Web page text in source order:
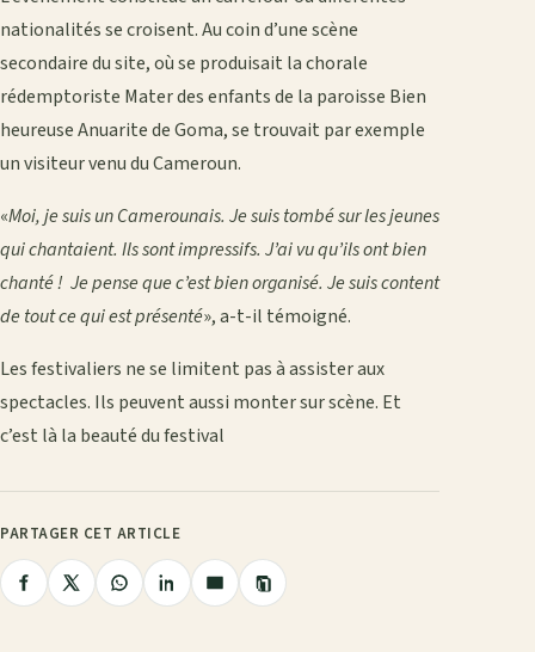
nationalités se croisent. Au coin d’une scène
secondaire du site, où se produisait la chorale
rédemptoriste Mater des enfants de la paroisse Bien
heureuse Anuarite de Goma, se trouvait par exemple
un visiteur venu du Cameroun.
«Moi, je suis un Camerounais. Je suis tombé sur les jeunes
qui chantaient. Ils sont impressifs. J’ai vu qu’ils ont bien
chanté ! Je pense que c’est bien organisé. Je suis content
de tout ce qui est présenté», a-t-il témoigné.
Les festivaliers ne se limitent pas à assister aux
spectacles. Ils peuvent aussi monter sur scène. Et
c’est là la beauté du festival
PARTAGER CET ARTICLE
PartagerPartagerPartagerPartagerPartager
Copier
le